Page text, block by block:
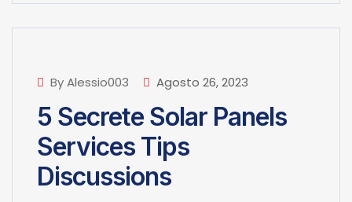
By Alessio003 Agosto 26, 2023
5 Secrete Solar Panels
Services Tips
Discussions